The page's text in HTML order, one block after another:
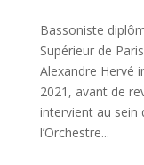
Bassoniste
Supérieur de
Alexandre Hervé
2021, avant de
intervient au sein
l’Orchestre...